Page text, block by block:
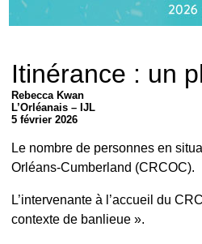
Itinérance : un
Rebecca Kwan
L’Orléanais – IJL
5 février 2026
Le nombre de personnes en
Orléans-Cumberland (CRCOC).
L’intervenante à l’accueil du
contexte de banlieue ».